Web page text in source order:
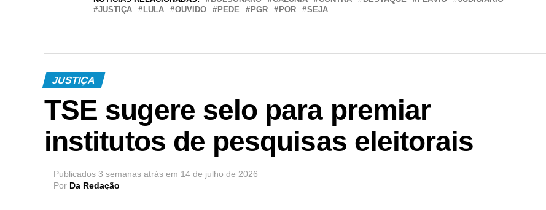
JUSTIÇA
LULA OUVIDO PEDE PGR POR SEJA
JUSTIÇA
TSE sugere selo para premiar
institutos de pesquisas eleitorais
Publicados 3 semanas atrás em 14 de julho de 2026
Por Da Redação